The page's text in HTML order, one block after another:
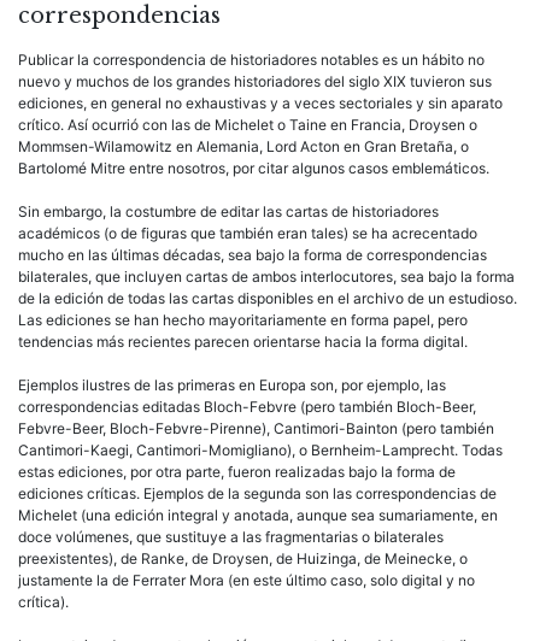
correspondencias
Publicar la correspondencia de historiadores notables es un hábito no
nuevo y muchos de los grandes historiadores del siglo XIX tuvieron sus
ediciones, en general no exhaustivas y a veces sectoriales y sin aparato
crítico. Así ocurrió con las de Michelet o Taine en Francia, Droysen o
Mommsen-Wilamowitz en Alemania, Lord Acton en Gran Bretaña, o
Bartolomé Mitre entre nosotros, por citar algunos casos emblemáticos.
Sin embargo, la costumbre de editar las cartas de historiadores
académicos (o de figuras que también eran tales) se ha acrecentado
mucho en las últimas décadas, sea bajo la forma de correspondencias
bilaterales, que incluyen cartas de ambos interlocutores, sea bajo la forma
de la edición de todas las cartas disponibles en el archivo de un estudioso.
Las ediciones se han hecho mayoritariamente en forma papel, pero
tendencias más recientes parecen orientarse hacia la forma digital.
Ejemplos ilustres de las primeras en Europa son, por ejemplo, las
correspondencias editadas Bloch-Febvre (pero también Bloch-Beer,
Febvre-Beer, Bloch-Febvre-Pirenne), Cantimori-Bainton (pero también
Cantimori-Kaegi, Cantimori-Momigliano), o Bernheim-Lamprecht. Todas
estas ediciones, por otra parte, fueron realizadas bajo la forma de
ediciones críticas. Ejemplos de la segunda son las correspondencias de
Michelet (una edición integral y anotada, aunque sea sumariamente, en
doce volúmenes, que sustituye a las fragmentarias o bilaterales
preexistentes), de Ranke, de Droysen, de Huizinga, de Meinecke, o
justamente la de Ferrater Mora (en este último caso, solo digital y no
crítica).